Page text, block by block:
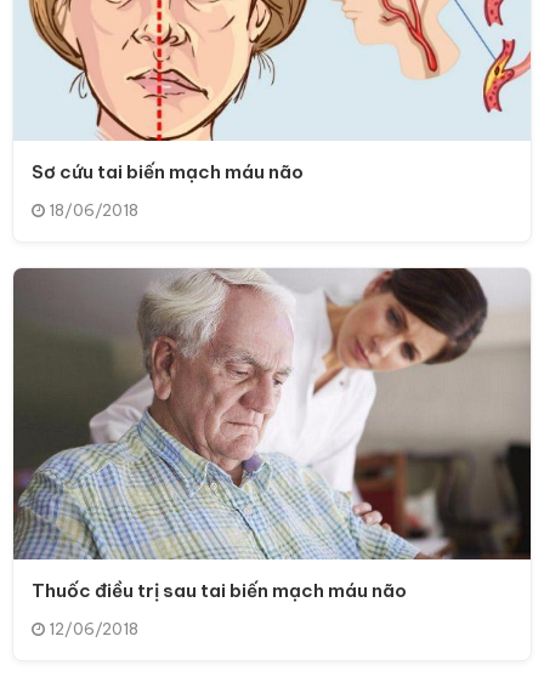
Sơ cứu tai biến mạch máu não
18/06/2018
Thuốc điều trị sau tai biến mạch máu não
12/06/2018